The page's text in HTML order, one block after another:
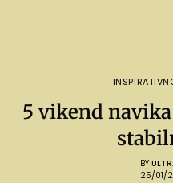
5 vikend
BY
25/01/